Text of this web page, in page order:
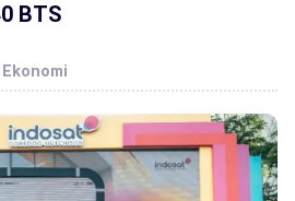
BTS
Ekonomi